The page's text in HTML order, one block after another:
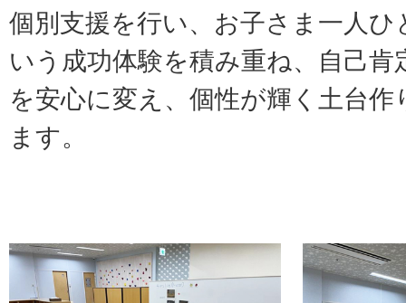
個別支援を行い、お子さま一人
いう成功体験を積み重ね、自己
を安心に変え、個性が輝く土台
ます。